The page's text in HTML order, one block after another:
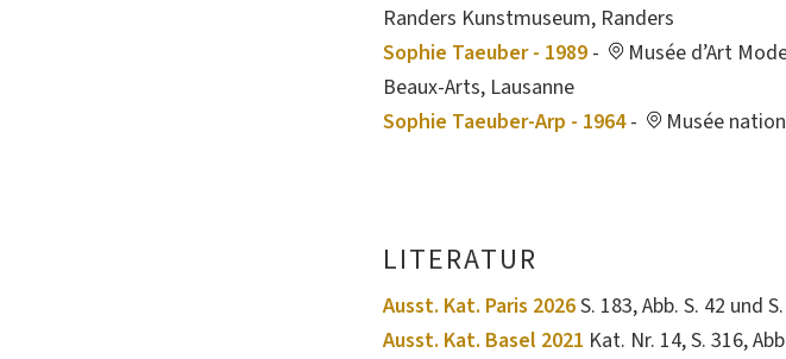
Randers Kunstmuseum, Randers
Sophie Taeuber - 1989 -
Musée d’Art
Beaux-Arts, Lausanne
Sophie Taeuber-Arp - 1964- Musée
LITERATUR
Ausst. Kat. Paris 2026S. 183, Abb. S. 42 und
Ausst. Kat. Basel 2021 Kat. Nr. 14, S. 316,